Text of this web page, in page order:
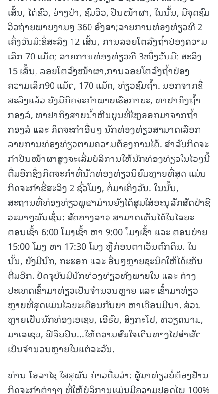
ເສັ້ນ, ໄຕ່ຂົວ, ຍ່າງປ່າ, ຊົມວິວ, ປີນໜ້າຜາ, ໃນນັ້ນ, ມີຈຸດຊົມ
ວິວຖ່າຍພາບງາມໆ 360 ອົງສາ;ລາຍການທ່ອງທ່ຽວທີ 2
ເຄິ່ງວັນມີ:ຂີ່ສະລິງ 12 ເສັ້ນ, ການລອຍໂຕລົງຖໍ້າປ່ອງຄວາມ
ເລິກ 70 ແມັດ; ລາຍການທ່ອງທ່ຽວທີ 3ໜຶ່ງວັນມີ: ສະລິງ
15 ເສັ້ນ, ລອຍໂຕລົງໜ້າຜາ,ການລອຍໂຕລົງຖໍ້າປ່ອງ
ຄວາມເລິກ90 ແມັດ, 170 ແມັດ, ທ່ຽວຊົມຖໍ້າ. ນອກຈາກຂີ່
ສະລິງແລ້ວ ຍັງມີກິດຈະກໍາພາຍເຮືອກາຍະ, ທາຢາກິງຖໍ້າ
ກອງລໍ, ທາຢາກິງສາຍນໍ້າຫີນບູນທີ່ໄຫຼອອກມາຈາກຖໍ້າ
ກອງລໍ ແລະ ກິດຈະກໍາອື່ນໆ ນັກທ່ອງທ່ຽວສາມາດເລືອກ
ລາຍການທ່ອງທ່ຽວຕາມຄວາມຕ້ອງການໄດ້. ສໍາລັບກິດຈະ
ກໍາປີນໜ້າຜາສູງຈະເລີ່ມບໍລິການໃຫ້ນັກທ່ອງທ່ຽວໃນໄວໆນີ້
ຕື່ມອີກຊຶ່ງກິດຈະກໍາທີ່ນັກທ່ອງທ່ຽວນິຍົມຫຼາຍທີ່ສຸດ ແມ່ນ
ກິດຈະກໍາຂີ່ສະລິງ 2 ຊົ່ວໂມງ, ຕໍ່ມາເຄິ່ງວັນ. ໃນນັ້ນ,
ສະຖານທີ່ທ່ອງທ່ຽວພູຜາມ່ານຍັງໄດ້ສຸມໃສ່ອະນຸລັກສັດປ່າຊີ
ວະນາໆພັນເຊັ່ນ: ສັດຄາງລາວ ສາມາດເຫັນໄດ້ໃນໄລຍະ
ຕອນເຊົ້າ 6:00 ໂມງເຊົ້າ ຫາ 9:00 ໂມງເຊົ້າ ແລະ ຕອນບ່າຍ
15:00 ໂມງ ຫາ 17:30 ໂມງ ຫຼືກ່ອນຕາເວັນຕົກດິນ. ໃນ
ນັ້ນ, ຍັງມີນົກ, ກະຮອກ ແລະ ອື່ນໆຫຼາຍຊະນິດໃຫ້ໄດ້ເຫັນ
ຕື່ມອີກ. ປັດຈຸບັນມີນັກທ່ອງທ່ຽວທັງພາຍໃນ ແລະ ຕ່າງ
ປະເທດເຂົ້າມາທ່ຽວເປັນຈໍານວນຫຼາຍ ແລະ ເຂົ້າມາທ່ຽວ
ຫຼາຍທີ່ສຸດແມ່ນໄລຍະເດືອນກັນຍາ ຫາເດືອນມີນາ. ສ່ວນ
ຫຼາຍເປັນນັກທ່ອງເອເຊຍ, ເອີຣົບ, ສິງກະໂປ, ຫວຽດນາມ,
ມາເລເຊຍ, ຟີລິບປິນ...ໃຫ້ຄວາມສົນໃຈເດີນທາງໄປສໍາຜັດ
ເປັນຈໍານວນຫຼາຍໃນແຕ່ລະວັນ.
ທ່ານ ໂອລາໄຊ ໃສສຸພັນ ກ່າວຕື່ມວ່າ: ຜູ້ມາທ່ຽວບໍ່ຕ້ອງຢ້ານ
ກິດຈະກໍາຕ່າງໆ ທີ່ໃຫ້ບໍລິການແມ່ນມີຄວາມປອດໄພ 100%